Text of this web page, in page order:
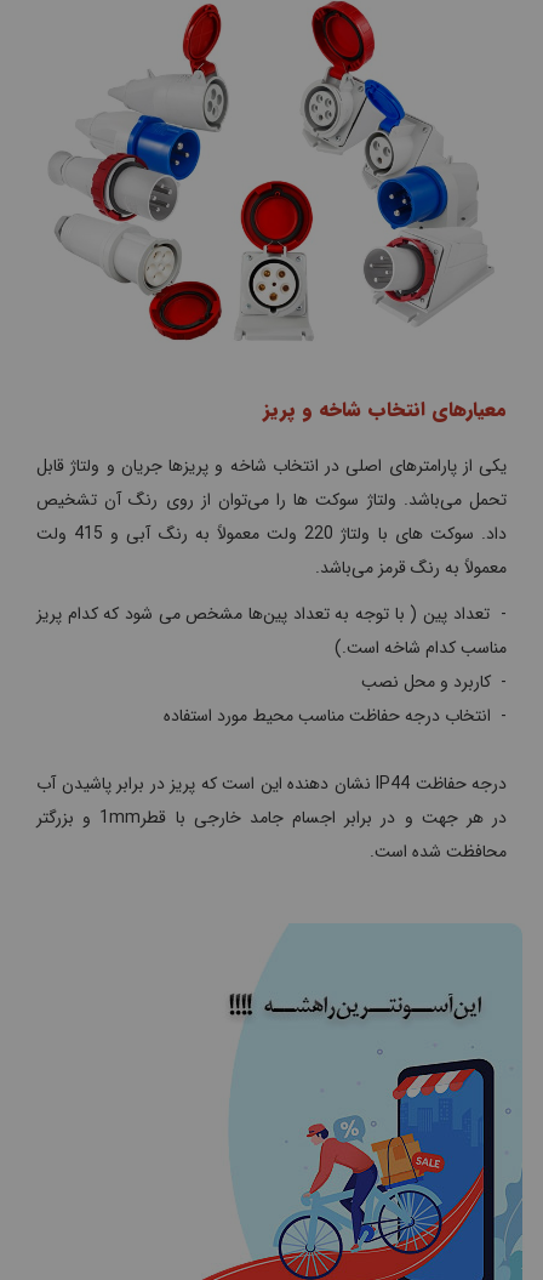
معیارهای انتخاب شاخه و پریز
یکی از پارامترهای اصلی در انتخاب شاخه و پریزها جریان و ولتاژ قابل
‌تحمل می‌باشد. ولتاژ سوکت ها را می‌توان از روی رنگ آن تشخیص
داد. سوکت های با ولتاژ 220 ولت معمولاً به رنگ آبی و 415 ولت
معمولاً به رنگ قرمز می‌باشد.
- تعداد پین ( با توجه به تعداد پین‌ها مشخص می‌ شود که کدام پریز
مناسب کدام شاخه است.)
- کاربرد و محل نصب
- انتخاب درجه حفاظت مناسب محیط مورد استفاده
درجه حفاظت IP44 نشان دهنده این است که پریز در برابر پاشیدن آب
در هر جهت و در برابر اجسام جامد خارجی با قطر1mm و بزرگتر
محافظت شده است.